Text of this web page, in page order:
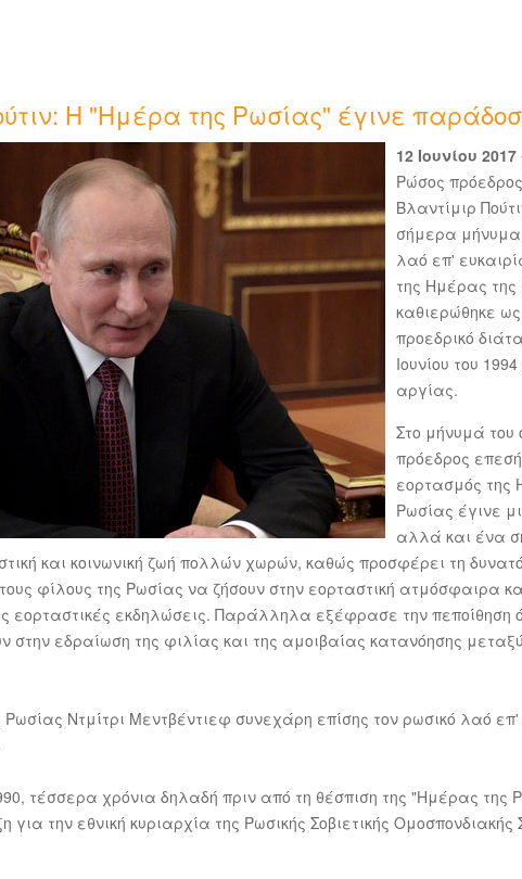
Η "Ημέρα της Ρωσίας" έγινε
12 Ιουνίου 2017
Ρώσος πρόεδρος
Βλαντίμιρ
σήμερα μήνυμα
λαό επ'
της Ημέρας
καθιερώθηκε
προεδρικό
Ιουνίου του
αργίας.
Στο μήνυμά του
πρόεδρος
εορτασμός της
Ρωσίας έγινε
αλλά και ένα
και κοινωνική ζωή πολλών χωρών, καθώς προσφέρει τη
φίλους της Ρωσίας να ζήσουν στην εορταστική ατμόσφαιρα
εορταστικές εκδηλώσεις. Παράλληλα εξέφρασε την πεποίθηση
στην εδραίωση της φιλίας και της αμοιβαίας κατανόησης
Ντμίτρι Μεντβέντιεφ συνεχάρη επίσης τον ρωσικό λαό επ'
τέσσερα χρόνια δηλαδή πριν από τη θέσπιση της "Ημέρας της
για την εθνική κυριαρχία της Ρωσικής Σοβιετικής Ομοσπονδιακής